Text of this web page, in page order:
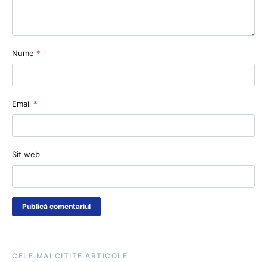
Nume *
Email *
Sit web
CELE MAI CITITE ARTICOLE